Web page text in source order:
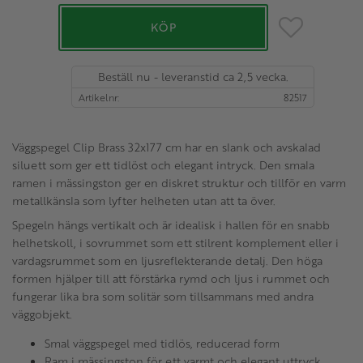
KÖP Lägg till i
Beställ nu - leveranstid ca 2,5 vecka.
Artikelnr 82517
Väggspegel Clip Brass 32x177 cm har en slank och avskalad
siluett som ger ett tidlöst och elegant intryck. Den smala
ramen i mässingston ger en diskret struktur och tillför en varm
metallkänsla som lyfter helheten utan att ta över.
Spegeln hängs vertikalt och är idealisk i hallen för en snabb
helhetskoll, i sovrummet som ett stilrent komplement eller i
vardagsrummet som en ljusreflekterande detalj. Den höga
formen hjälper till att förstärka rymd och ljus i rummet och
fungerar lika bra som solitär som tillsammans med andra
väggobjekt.
Smal väggspegel med tidlös, reducerad form